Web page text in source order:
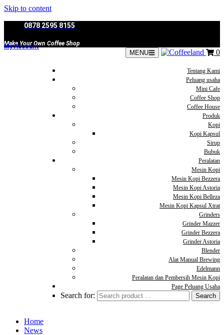
Skip to content
0878 2595 8155
Make Your Own Coffee Shop
My Account
MENU 0
Tentang Kami
Peluang usaha
Mini Cafe
Coffee Shop
Coffee House
Produk
Kopi
Kopi Kapsul
Sirup
Bubuk
Peralatan
Mesin Kopi
Mesin Kopi Bezzera
Mesin Kopi Astoria
Mesin Kopi Belleza
Mesin Kopi Kapsul Xtrat
Grinders
Grinder Mazzer
Grinder Bezzera
Grinder Astoria
Blender
Alat Manual Brewing
Edelmann
Peralatan dan Pembersih Mesin Kopi
Page Peluang Usaha
Search for:
Home
News